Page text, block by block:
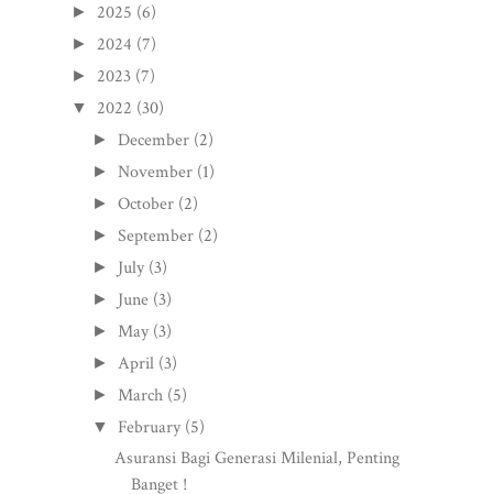
► 2025 (6)
► 2024 (7)
► 2023 (7)
▼ 2022 (30)
► December (2)
►November (1)
►October (2)
►September (2)
► July (3)
► June (3)
► May (3)
► April (3)
► March (5)
▼ February (5)
Asuransi Bagi Generasi Milenial, Penting
Banget !